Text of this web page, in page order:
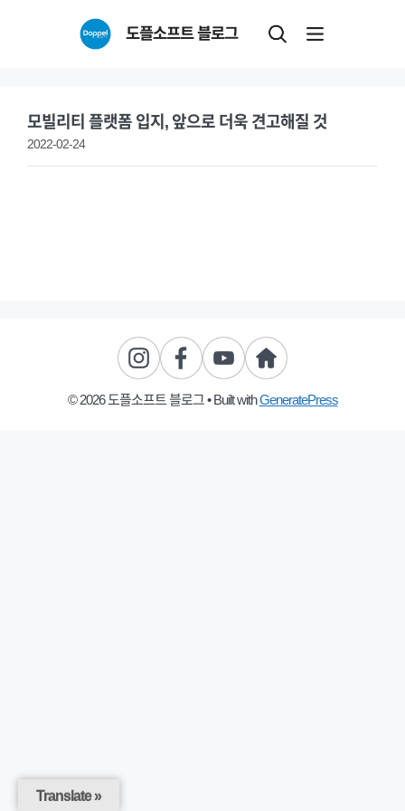
도플소프트 블로그
모빌리티 플랫폼 입지, 앞으로 더욱 견고해질 것
2022-02-24
© 2026 도플소프트 블로그• Built withGeneratePress
Translate »